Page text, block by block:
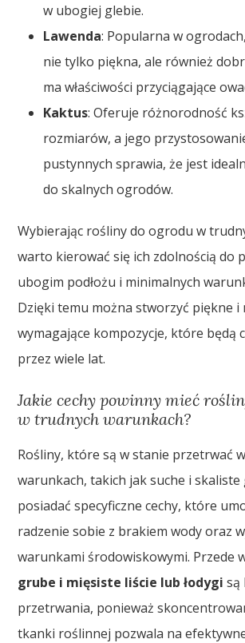
w ubogiej glebie.
Lawenda: Popularna w
nie tylko piękna, ale również
ma właściwości przyciągające
Kaktus: Oferuje różnorodność
rozmiarów, a jego
pustynnych sprawia, że jest
do skalnych ogrodów.
Wybierając rośliny do ogrodu w
warto kierować się ich zdolnością do
ubogim podłożu i minimalnych
Dzięki temu można stworzyć piękne i
wymagające kompozycje, które będą
przez wiele lat.
Jakie cechy powinny mieć
w trudnych warunkach?
Rośliny, które są w stanie przetrwać
warunkach, takich jak suche i skaliste
posiadać specyficzne cechy, które
radzenie sobie z brakiem wody oraz
warunkami środowiskowymi. Przede
grube i mięsiste liście lub łodygi są
przetrwania, ponieważ
tkanki roślinnej pozwala na